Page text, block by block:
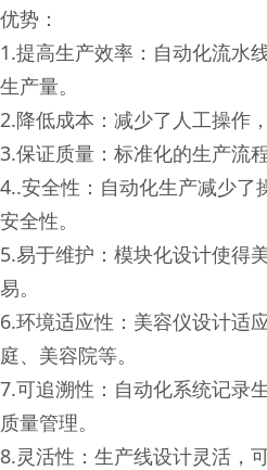
优势：
1.提高生产效率：自动化流水
生产量。
2.降低成本：减少了人工操作
3.保证质量：标准化的生产流
4..安全性：自动化生产减少了
安全性。
5.易于维护：模块化设计使得
易。
6.环境适应性：美容仪设计适
庭、美容院等。
7.可追溯性：自动化系统记录
质量管理。
8.灵活性：生产线设计灵活，